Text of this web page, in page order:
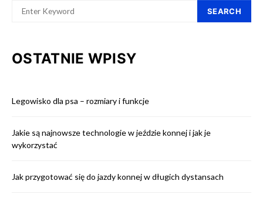
SEARCH
OSTATNIE WPISY
Legowisko dla psa – rozmiary i funkcje
Jakie są najnowsze technologie w jeździe konnej i jak je
wykorzystać
Jak przygotować się do jazdy konnej w długich dystansach